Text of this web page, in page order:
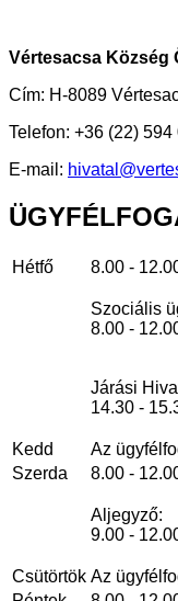
Vértesacsa Község
Cím: H-8089
Telefon: +36 (22) 594
E-mail:
Hétfő 8.00 -
Szociális
8.00 -
Járási
14.30 -
Kedd
Az
Szerda
8.00 -
Aljegyző:
9.00 -
Csütörtök Az